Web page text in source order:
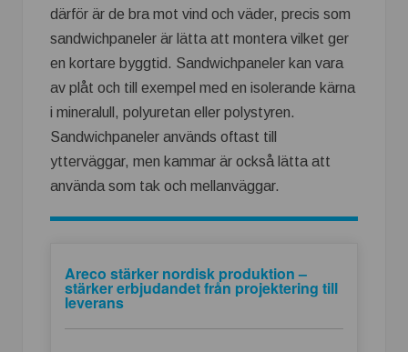
därför är de bra mot vind och väder, precis som
sandwichpaneler är lätta att montera vilket ger
en kortare byggtid. Sandwichpaneler kan vara
av plåt och till exempel med en isolerande kärna
i mineralull, polyuretan eller polystyren.
Sandwichpaneler används oftast till
ytterväggar, men kammar är också lätta att
använda som tak och mellanväggar.
Areco stärker nordisk produktion –
stärker erbjudandet från projektering till
leverans